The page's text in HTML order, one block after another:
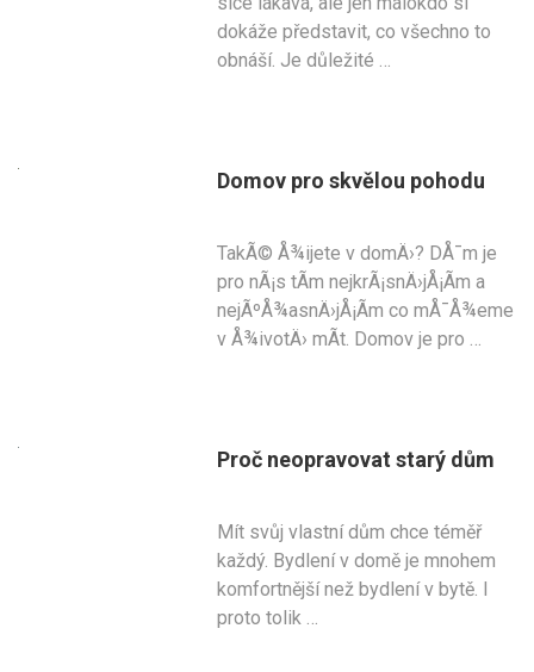
dokáže představit, co všechno to
obnáší. Je důležité …
Domov pro skvělou pohodu
TakÃ© Å¾ijete v domÄ›? DÅ¯m je
pro nÃ¡s tÃ­m nejkrÃ¡snÄ›jÅ¡Ã­m a
nejÃºÅ¾asnÄ›jÅ¡Ã­m co mÅ¯Å¾eme
v Å¾ivotÄ› mÃ­t. Domov je pro …
Proč neopravovat starý dům
Mít svůj vlastní dům chce téměř
každý. Bydlení v domě je mnohem
komfortnější než bydlení v bytě. I
proto tolik …